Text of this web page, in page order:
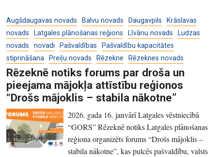
Augšdaugavas novads Balvu novads Daugavpils
Krāslavas
novads
Latgales plānošanas reģions Līvānu novads
Ludzas
novads
novadi Pašvaldības
Pašvaldību kapacitātes
stiprināšana
Preiļu novads Rēzekne Rēzeknes novads
Rēzeknē notiks forums par droša un
pieejama mājokļa attīstību reģionos
“Drošs mājoklis – stabila nākotne”
2026. gada 16. janvārī Latgales vēstniecībā
“GORS” Rēzeknē notiks Latgales plānošanas
reģiona organizēts forums “Drošs mājoklis –
stabila nākotne”, kas pulcēs pašvaldību, valsts